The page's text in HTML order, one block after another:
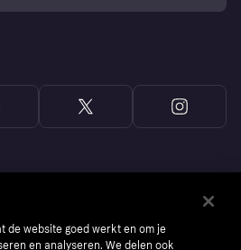
de website goed werkt en om je
en analyseren. We delen ook